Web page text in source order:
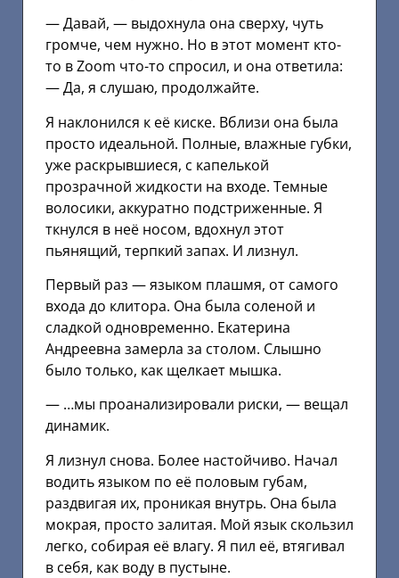
— Давай, — выдохнула она сверху, чуть
громче, чем нужно. Но в этот момент кто-
то в Zoom что-то спросил, и она ответила:
— Да, я слушаю, продолжайте.
Я наклонился к её киске. Вблизи она была
просто идеальной. Полные, влажные губки,
уже раскрывшиеся, с капелькой
прозрачной жидкости на входе. Темные
волосики, аккуратно подстриженные. Я
ткнулся в неё носом, вдохнул этот
пьянящий, терпкий запах. И лизнул.
Первый раз — языком плашмя, от самого
входа до клитора. Она была соленой и
сладкой одновременно. Екатерина
Андреевна замерла за столом. Слышно
было только, как щелкает мышка.
— …мы проанализировали риски, — вещал
динамик.
Я лизнул снова. Более настойчиво. Начал
водить языком по её половым губам,
раздвигая их, проникая внутрь. Она была
мокрая, просто залитая. Мой язык скользил
легко, собирая её влагу. Я пил её, втягивал
в себя, как воду в пустыне.